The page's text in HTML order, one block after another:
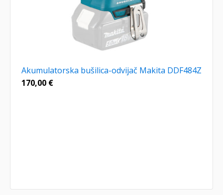
Akumulatorska bušilica-odvijač Makita DDF484Z
170,00 €